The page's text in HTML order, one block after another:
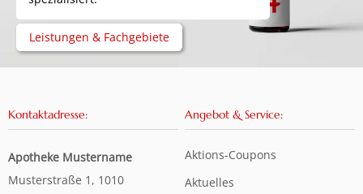
Leistungen & Fachgebiete
Kontaktadresse:
Apotheke Mustername
Musterstraße 1, 1010
Angebot & Service:
Aktions-Coupons
Aktuelles